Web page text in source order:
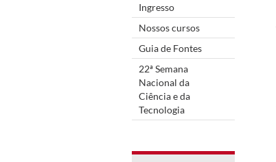
Ingresso
Nossos cursos
Guia de Fontes
22ª Semana
Nacional da
Ciência e da
Tecnologia